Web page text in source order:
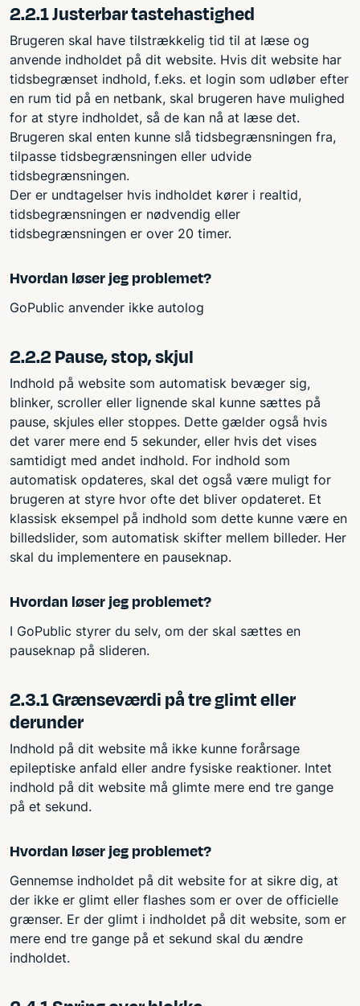
2.2.1 Justerbar tastehastighed
Brugeren skal have tilstrækkelig tid til at læse og
anvende indholdet på dit website. Hvis dit website har
tidsbegrænset indhold, f.eks. et login som udløber efter
en rum tid på en netbank, skal brugeren have mulighed
for at styre indholdet, så de kan nå at læse det.
Brugeren skal enten kunne slå tidsbegrænsningen fra,
tilpasse tidsbegrænsningen eller udvide
tidsbegrænsningen.
Der er undtagelser hvis indholdet kører i realtid,
tidsbegrænsningen er nødvendig eller
tidsbegrænsningen er over 20 timer.
Hvordan løser jeg problemet?
GoPublic anvender ikke autolog
2.2.2 Pause, stop, skjul
Indhold på website som automatisk bevæger sig,
blinker, scroller eller lignende skal kunne sættes på
pause, skjules eller stoppes. Dette gælder også hvis
det varer mere end 5 sekunder, eller hvis det vises
samtidigt med andet indhold. For indhold som
automatisk opdateres, skal det også være muligt for
brugeren at styre hvor ofte det bliver opdateret. Et
klassisk eksempel på indhold som dette kunne være en
billedslider, som automatisk skifter mellem billeder. Her
skal du implementere en pauseknap.
Hvordan løser jeg problemet?
I GoPublic styrer du selv, om der skal sættes en
pauseknap på slideren.
2.3.1 Grænseværdi på tre glimt eller
derunder
Indhold på dit website må ikke kunne forårsage
epileptiske anfald eller andre fysiske reaktioner. Intet
indhold på dit website må glimte mere end tre gange
på et sekund.
Hvordan løser jeg problemet?
Gennemse indholdet på dit website for at sikre dig, at
der ikke er glimt eller flashes som er over de officielle
grænser. Er der glimt i indholdet på dit website, som er
mere end tre gange på et sekund skal du ændre
indholdet.